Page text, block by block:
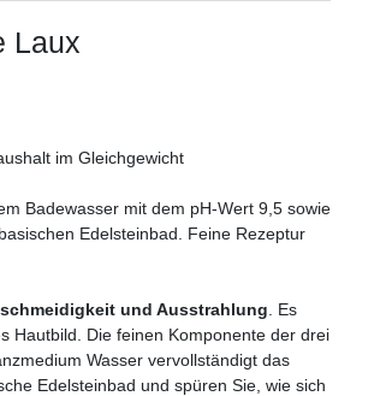
Laux
im Gleichgewicht
Badewasser mit dem pH-Wert 9,5 sowie
Edelsteinbad. Feine Rezeptur
und Ausstrahlung . Es
Hautbild. Die feinen Komponente der drei
Wasser vervollständigt das
Edelsteinbad und spüren Sie, wie sich